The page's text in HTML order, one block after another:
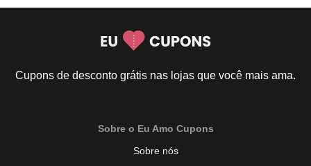
Cupons de desconto grátis nas lojas que você mais ama.
Sobre o Eu Amo Cupons
Sobre nós